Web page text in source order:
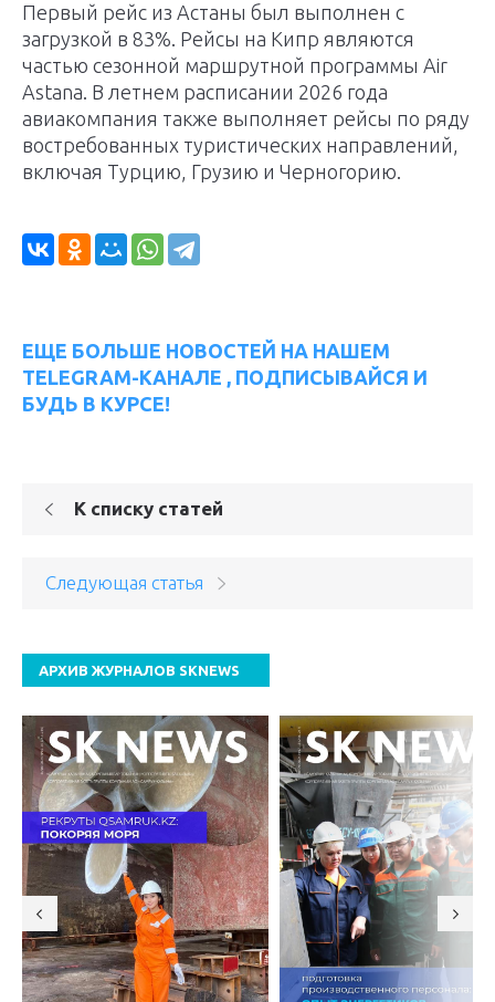
Первый рейс из Астаны был выполнен с
загрузкой в 83%. Рейсы на Кипр являются
частью сезонной маршрутной программы Air
Astana. В летнем расписании 2026 года
авиакомпания также выполняет рейсы по ряду
востребованных туристических направлений,
включая Турцию, Грузию и Черногорию.
ЕЩЕ БОЛЬШЕ НОВОСТЕЙ НА НАШЕМ
TELEGRAM-КАНАЛЕ , ПОДПИСЫВАЙСЯ И
БУДЬ В КУРСЕ!
К списку статей
Следующая статья
АРХИВ ЖУРНАЛОВ SKNEWS